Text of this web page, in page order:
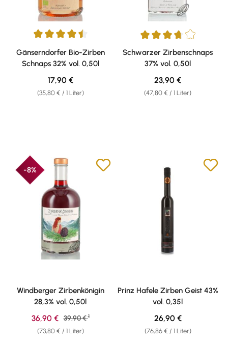
Durchschnittliche Bewertung von 4.57 von 5 Sternen
Gänserndorfer Bio-Zirben
Schnaps 32% vol. 0,50l
(35,80 € / 1 Liter)
Regulärer Preis:
17,90 €
Durchschnittliche Bewertung
Schwarzer Zirbenschnaps
37% vol. 0,50l
(47,80 € / 1 Liter)
Regulärer Preis:
23,90 €
-8%
Windberger Zirbenkönigin
28,3% vol. 0,50l
(73,80 € / 1 Liter)
Verkaufspreis:
36,90 € Regulärer Preis:
39,90 € 1
Prinz Hafele Zirben Geist 43%
vol. 0,35l
(76,86 € / 1 Liter)
Regulärer Preis:
26,90 €